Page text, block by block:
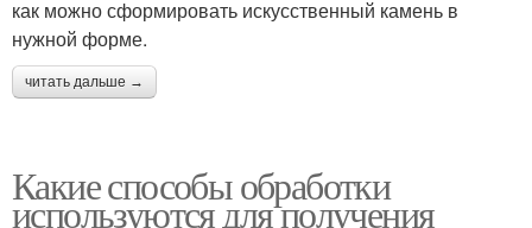
как можно сформировать искусственный камень в
нужной форме.
читать дальше →
Какие способы обработки
используются для получения